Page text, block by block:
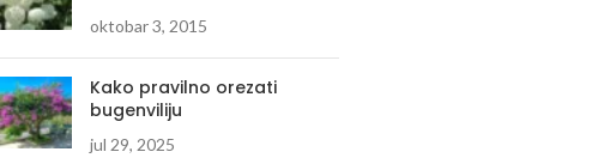
oktobar 3, 2015
Kako pravilno orezati
bugenviliju
jul 29, 2025